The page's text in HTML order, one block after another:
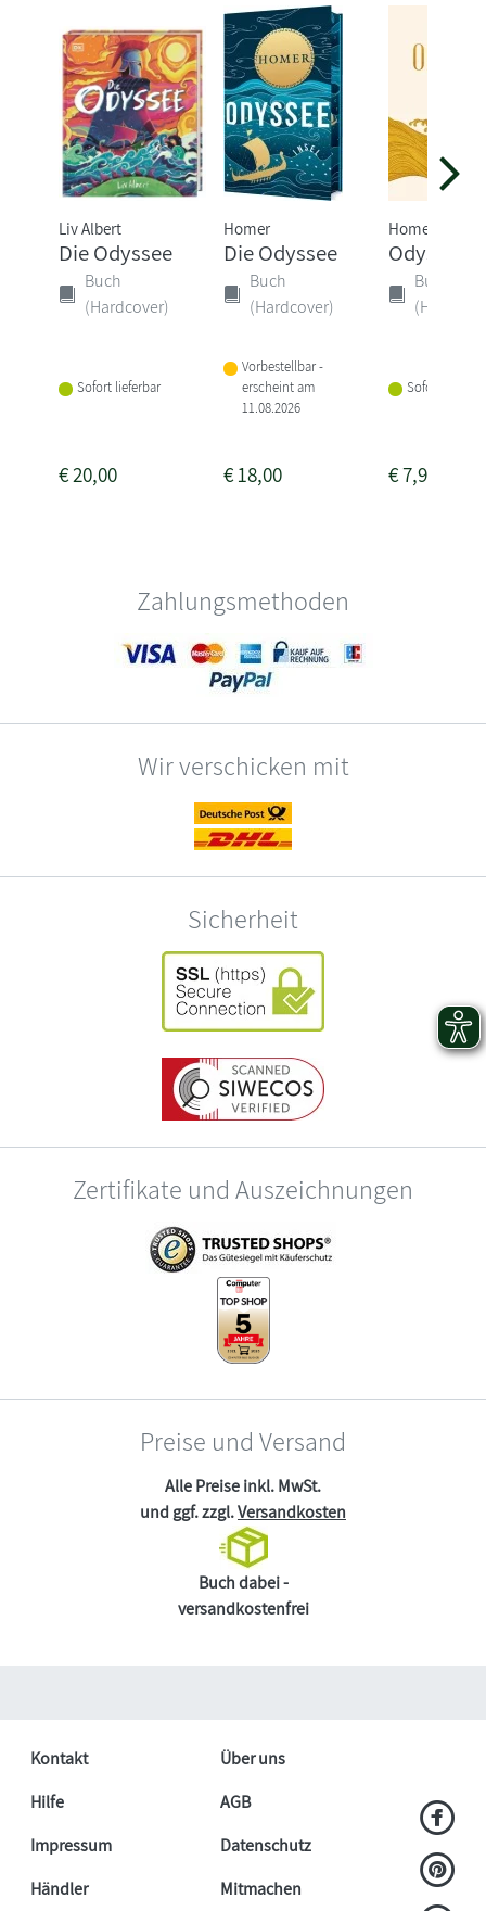
Liv Albert
Die Odyssee
Buch
(Hardcover)
Sofort lieferbar
€20,00
Homer
Die Odyssee
Buch
(Hardcover)
Vorbestellbar -
erscheint am
11.08.2026
€18,00
Homer
Odyssee
Buch
Sofort
€7,95
Zahlungsmethoden
Wir verschicken mit
Sicherheit
Zertifikate und Auszeichnungen
Preise und Versand
Alle Preise inkl. MwSt.
und ggf. zzgl.Versandkosten
Buch dabei -
versandkostenfrei
Kontakt
Über uns
Hilfe
AGB
Impressum
Datenschutz
Händler
Mitmachen